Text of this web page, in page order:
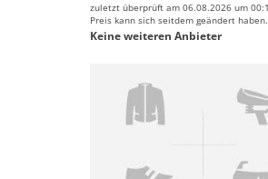
zuletzt überprüft am 06.08.2026 um
Preis kann sich seitdem geändert haben.
Keine weiteren Anbieter